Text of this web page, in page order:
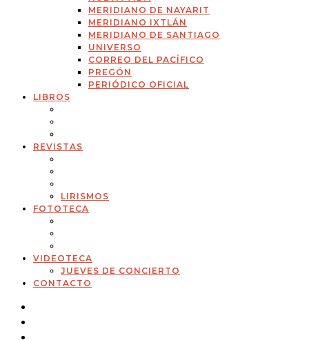
MERIDIANO DE NAYARIT
MERIDIANO IXTLÁN
MERIDIANO DE SANTIAGO
UNIVERSO
CORREO DEL PACÍFICO
PREGÓN
PERIÓDICO OFICIAL
LIBROS
REVISTAS
LIRISMOS
FOTOTECA
VIDEOTECA
JUEVES DE CONCIERTO
CONTACTO